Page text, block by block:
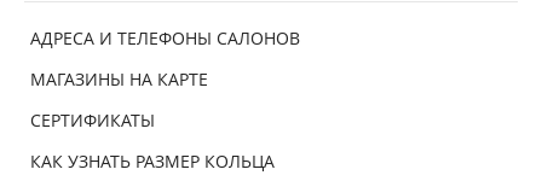
АДРЕСА И ТЕЛЕФОНЫ САЛОНОВ
МАГАЗИНЫ НА КАРТЕ
СЕРТИФИКАТЫ
КАК УЗНАТЬ РАЗМЕР КОЛЬЦА